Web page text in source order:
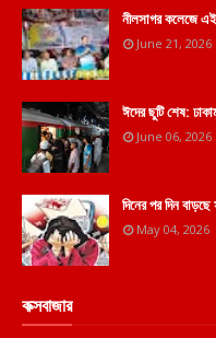
নীলসাগর কলেজে
June 21, 2026
ঈদের ছুটি শেষ:
June 06, 2026
দিনের পর দিন
May 04, 2026
কক্সবাজার